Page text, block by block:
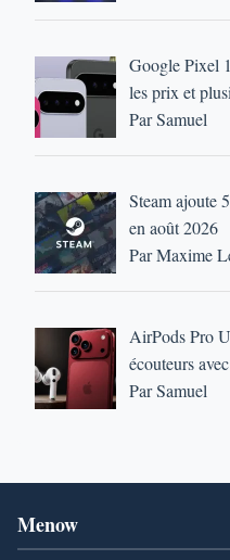
Google Pixel
les prix et
Par Samuel
Steam ajoute
en août 2026
Par Maxime
AirPods Pro
écouteurs
Par Samuel
Menow